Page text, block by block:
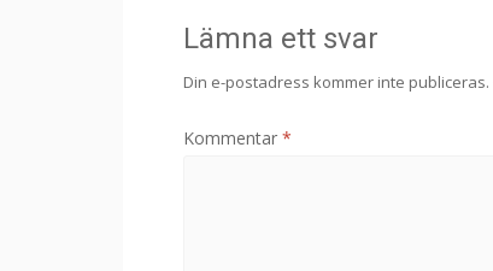
Lämna ett svar
Din e-postadress kommer inte publiceras.
Kommentar *